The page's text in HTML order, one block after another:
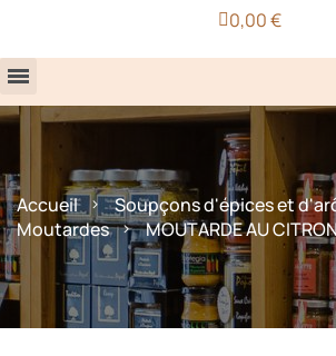
0,00 €
Accueil
Soupçons d'épices et
Moutardes
MOUTARDE AU